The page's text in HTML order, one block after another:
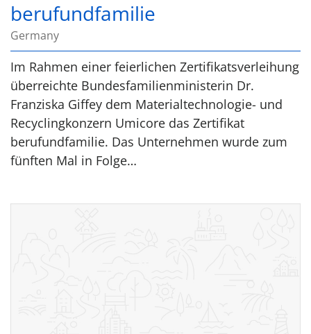
berufundfamilie
Germany
Im Rahmen einer feierlichen Zertifikatsverleihung
überreichte Bundesfamilienministerin Dr.
Franziska Giffey dem Materialtechnologie- und
Recyclingkonzern Umicore das Zertifikat
berufundfamilie. Das Unternehmen wurde zum
fünften Mal in Folge…